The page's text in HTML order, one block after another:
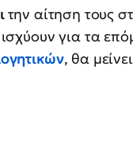
την αίτηση τους
για τα
, θα